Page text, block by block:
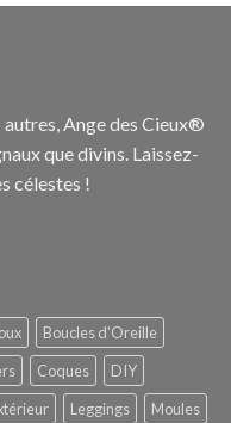
Ange des Cieux®
que divins. Laissez-
célestes !
Boucles d'Oreille
Coques
DIY
Leggings
Moules